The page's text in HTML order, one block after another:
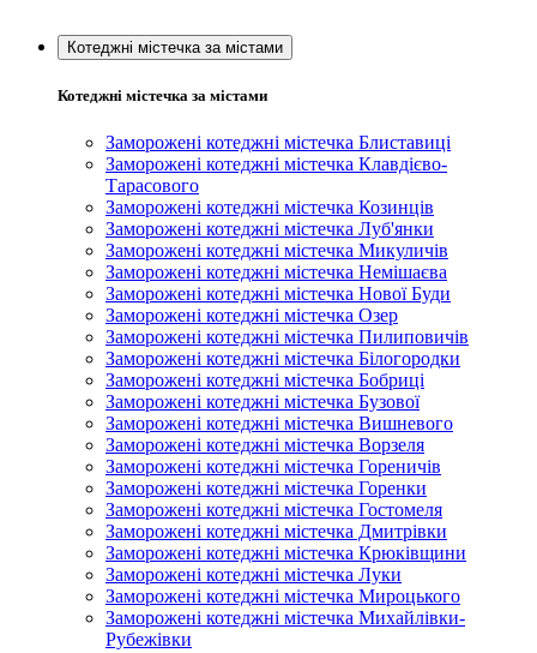
Котеджні містечка за містами
Котеджні містечка за містами
Заморожені котеджні містечка Блиставиці
Заморожені котеджні містечка Клавдієво-
Тарасового
Заморожені котеджні містечка Козинців
Заморожені котеджні містечка Луб'янки
Заморожені котеджні містечка Микуличів
Заморожені котеджні містечка Немішаєва
Заморожені котеджні містечка Нової Буди
Заморожені котеджні містечка Озер
Заморожені котеджні містечка Пилиповичів
Заморожені котеджні містечка Білогородки
Заморожені котеджні містечка Бобриці
Заморожені котеджні містечка Бузової
Заморожені котеджні містечка Вишневого
Заморожені котеджні містечка Ворзеля
Заморожені котеджні містечка Гореничів
Заморожені котеджні містечка Горенки
Заморожені котеджні містечка Гостомеля
Заморожені котеджні містечка Дмитрівки
Заморожені котеджні містечка Крюківщини
Заморожені котеджні містечка Луки
Заморожені котеджні містечка Мироцького
Заморожені котеджні містечка Михайлівки-
Рубежівки